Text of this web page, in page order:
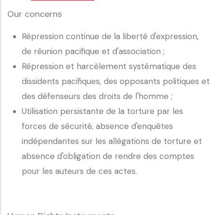
Our concerns
Répression continue de la liberté d'expression,
de réunion pacifique et d'association ;
Répression et harcèlement systématique des
dissidents pacifiques, des opposants politiques et
des défenseurs des droits de l'homme ;
Utilisation persistante de la torture par les
forces de sécurité, absence d'enquêtes
indépendantes sur les allégations de torture et
absence d'obligation de rendre des comptes
pour les auteurs de ces actes.